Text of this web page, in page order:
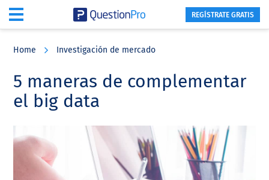
content
sidebar
REGÍSTRATE GRATIS
Home Investigación de mercado
5 maneras de complementar
el big data